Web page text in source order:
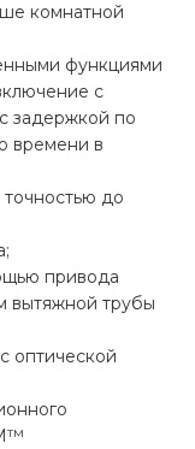
комнатной
функциями
с
задержкой по
времени в
до
привода
вытяжной трубы
оптической